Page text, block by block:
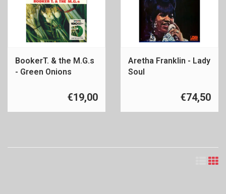
BookerT. & the M.G.s
- Green Onions
€19,00
Aretha Franklin - Lady
Soul
€74,50